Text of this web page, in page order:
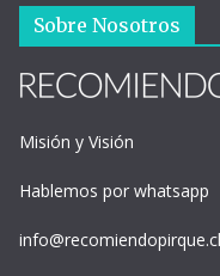
Sobre Nosotros
Misión y Visión
Hablemos por whatsapp
info@recomiendopirque.cl